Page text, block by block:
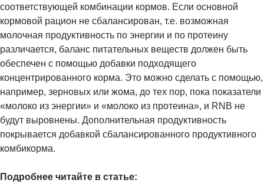
соответствующей комбинации кормов. Если основной
кормовой рацион не сбалансирован, т.е. возможная
молочная продуктивность по энергии и по протеину
различается, баланс питательных веществ должен быть
обеспечен с помощью добавки подходящего
концентрированного корма. Это можно сделать с помощью,
например, зерновых или жома, до тех пор, пока показатели
«молоко из энергии» и «молоко из протеина», и RNB не
будут выровнены. Дополнительная продуктивность
покрывается добавкой сбалансированного продуктивного
комбикорма.
Подробнее читайте в статье: